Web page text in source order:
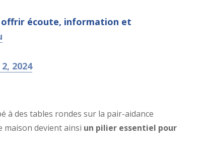
offrir écoute, information et
2024
à des tables rondes sur la pair-aidance
maison devient ainsi un pilier essentiel pour